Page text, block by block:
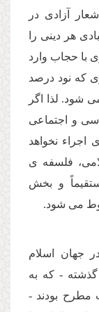
آزادى در
هر دینى را
با حجاب وارد
كه نود درصد
شود. لذا اگر
و اجتماعى
اجراء نخواهد
فلسفه ى
و بخش
مى شود.
جهان اسلام
- كه به
مطرح بودند -